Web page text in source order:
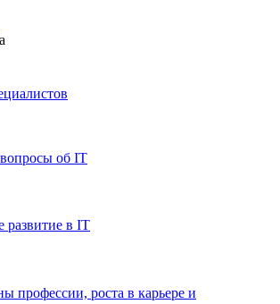
об IT
развитие в IT
профессии, роста в карьере и